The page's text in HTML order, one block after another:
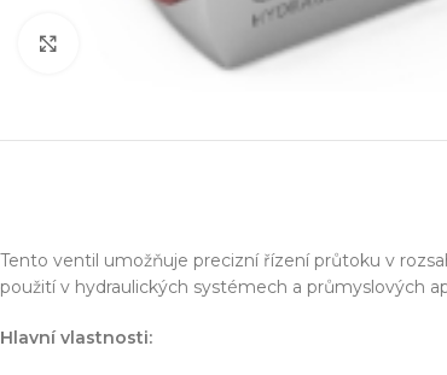
Zvětšit obrázek
Tento ventil umožňuje precizní řízení průtoku v
použití v hydraulických systémech a průmyslových
Hlavní vlastnosti: